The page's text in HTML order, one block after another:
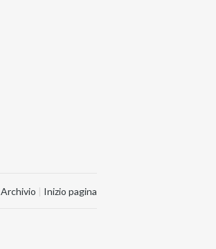
Archivio | Inizio pagina